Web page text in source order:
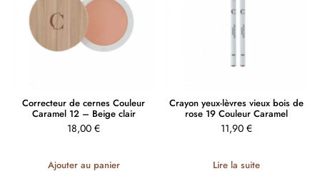
Correcteur de cernes Couleur
Caramel 12 – Beige clair
18,00 €
Ajouter au panier
Crayon yeux-lèvres vieux bois de
rose 19 Couleur Caramel
11,90 €
Lire la suite